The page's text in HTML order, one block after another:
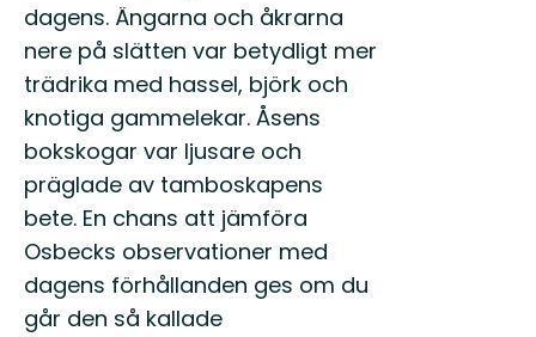
dagens. Ängarna och åkrarna
nere på slätten var betydligt mer
trädrika med hassel, björk och
knotiga gammelekar. Åsens
bokskogar var ljusare och
präglade av tamboskapens
bete. En chans att jämföra
Osbecks observationer med
dagens förhållanden ges om du
går den så kallade